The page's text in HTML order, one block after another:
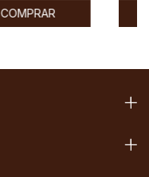
COMPRAR